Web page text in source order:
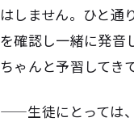
はしません。ひと通
を確認し一緒に発音
ちゃんと予習してき
——生徒にとっては